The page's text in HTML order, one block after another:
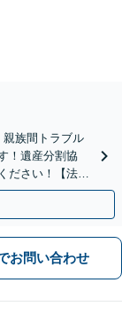
親族間トラブル
！遺産分割協
さい！【法テ
お問い合わせ